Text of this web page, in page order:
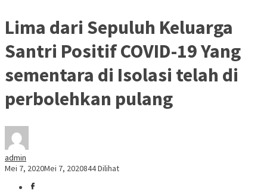
Lima dari Sepuluh Keluarga
Santri Positif COVID-19 Yang
sementara di Isolasi telah di
perbolehkan pulang
admin
Mei 7, 2020Mei 7, 2020844 Dilihat